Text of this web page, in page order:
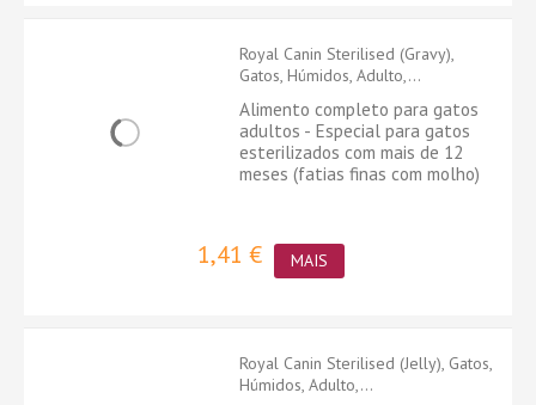
Royal Canin Sterilised (Gravy),
Gatos, Húmidos, Adulto,...
Alimento completo para gatos
adultos - Especial para gatos
esterilizados com mais de 12
meses (fatias finas com molho)
1,41 € MAIS
Royal Canin Sterilised (Jelly), Gatos,
Húmidos, Adulto,...